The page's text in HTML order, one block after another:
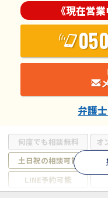
何度でも相談無料 オ
土日祝の相談可能
LINE予約可能
《現在営
弁護士